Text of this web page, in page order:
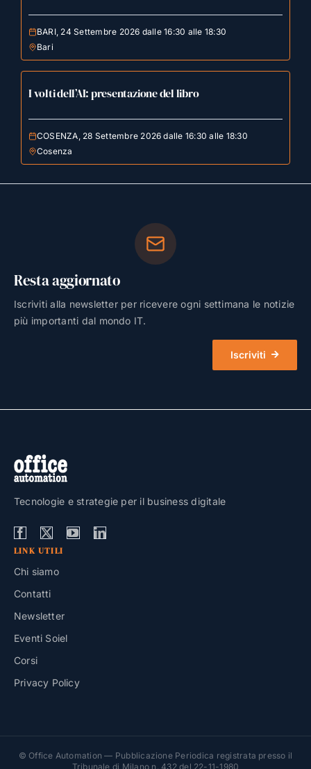
BARI, 24 Settembre 2026 dalle 16:30 alle 18:30
Bari
I volti dell’AI: presentazione del libro
COSENZA, 28 Settembre 2026 dalle 16:30 alle 18:30
Cosenza
Resta aggiornato
Iscriviti alla newsletter per ricevere ogni settimana le notizie
più importanti dal mondo IT.
Iscriviti
Tecnologie e strategie per il business digitale
LINK UTILI
Chi siamo
Contatti
Newsletter
Eventi Soiel
Corsi
Privacy Policy
© Office Automation — Pubblicazione Periodica registrata presso il
Tribunale di Milano n. 432 del 22-11-1980